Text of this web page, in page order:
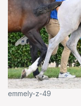
emmely-z-49